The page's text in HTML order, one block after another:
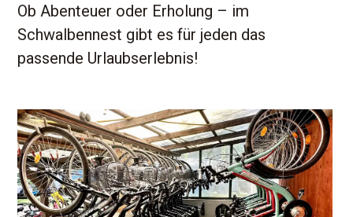
Ob Abenteuer oder Erholung – im
Schwalbennest gibt es für jeden das
passende Urlaubserlebnis!